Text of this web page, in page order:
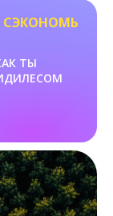
СЭКОНОМЬ
ТЫ